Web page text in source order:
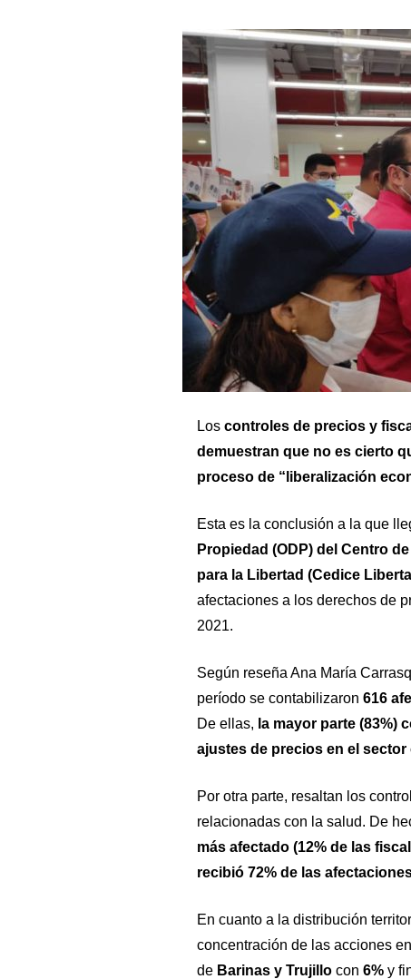
Los controles de precios y
demuestran que no es cierto
proceso de “liberalización
Esta es la conclusión a la que
Propiedad (ODP) del Centro
para la Libertad (Cedice
afectaciones a los derechos de
2021.
Según reseña Ana María
período se contabilizaron 616
De ellas, la mayor parte (83%)
ajustes de precios en el sector
Por otra parte, resaltan los
relacionadas con la salud. De
más afectado (12% de las
recibió 72% de las
En cuanto a la distribución
concentración de las acciones en
de Barinas y Trujillo con 6%y